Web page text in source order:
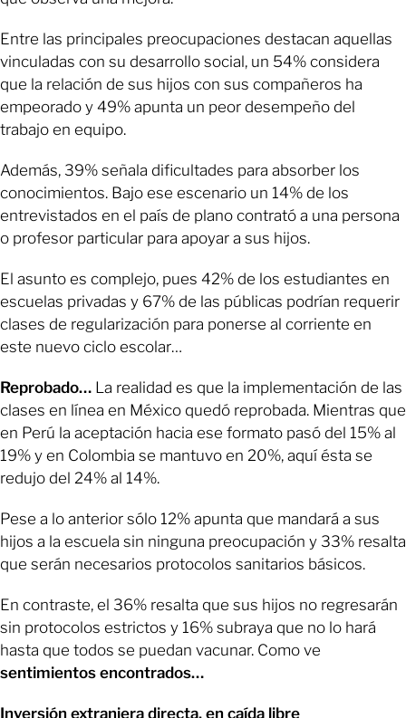
Entre las principales preocupaciones destacan aquellas
vinculadas con su desarrollo social, un 54% considera
que la relación de sus hijos con sus compañeros ha
empeorado y 49% apunta un peor desempeño del
trabajo en equipo.
Además, 39% señala dificultades para absorber los
conocimientos. Bajo ese escenario un 14% de los
entrevistados en el país de plano contrató a una persona
o profesor particular para apoyar a sus hijos.
El asunto es complejo, pues 42% de los estudiantes en
escuelas privadas y 67% de las públicas podrían requerir
clases de regularización para ponerse al corriente en
este nuevo ciclo escolar…
Reprobado… La realidad es que la implementación de las
clases en línea en México quedó reprobada. Mientras que
en Perú la aceptación hacia ese formato pasó del 15% al
19% y en Colombia se mantuvo en 20%, aquí ésta se
redujo del 24% al 14%.
Pese a lo anterior sólo 12% apunta que mandará a sus
hijos a la escuela sin ninguna preocupación y 33% resalta
que serán necesarios protocolos sanitarios básicos.
En contraste, el 36% resalta que sus hijos no regresarán
sin protocolos estrictos y 16% subraya que no lo hará
hasta que todos se puedan vacunar. Como ve
sentimientos encontrados…
Inversión extranjera directa, en caída libre